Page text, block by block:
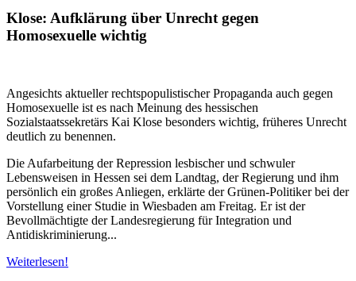
Klose: Aufklärung über Unrecht gegen
Homosexuelle wichtig
Angesichts aktueller rechtspopulistischer Propaganda auch gegen
Homosexuelle ist es nach Meinung des hessischen
Sozialstaatssekretärs Kai Klose besonders wichtig, früheres Unrecht
deutlich zu benennen.
Die Aufarbeitung der Repression lesbischer und schwuler
Lebensweisen in Hessen sei dem Landtag, der Regierung und ihm
persönlich ein großes Anliegen, erklärte der Grünen-Politiker bei der
Vorstellung einer Studie in Wiesbaden am Freitag. Er ist der
Bevollmächtigte der Landesregierung für Integration und
Antidiskriminierung...
Weiterlesen!